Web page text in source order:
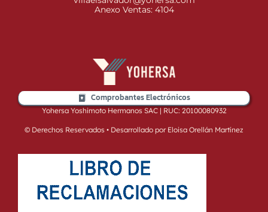
Anexo Ventas: 4104
Comprobantes Electrónicos
Yohersa Yoshimoto Hermanos SAC | RUC: 20100080932
© Derechos Reservados • Desarrollado por Eloisa Orellán Martínez